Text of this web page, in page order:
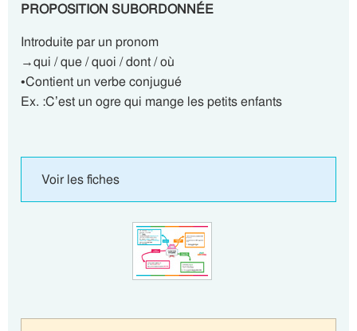
PROPOSITION SUBORDONNÉE
Introduite par un pronom
→qui / que / quoi / dont / où
•Contient un verbe conjugué
Ex. :C’est un ogre qui mange les petits enfants
Voir les fiches